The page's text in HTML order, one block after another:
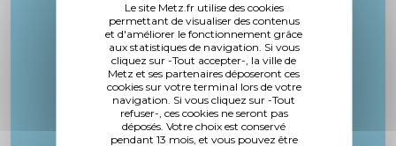
Le site Metz.fr utilise des cookies
permettant de visualiser des contenus
et d'améliorer le fonctionnement grâce
aux statistiques de navigation. Si vous
cliquez sur -Tout accepter-, la ville de
Metz et ses partenaires déposeront ces
cookies sur votre terminal lors de votre
navigation. Si vous cliquez sur -Tout
refuser-, ces cookies ne seront pas
déposés. Votre choix est conservé
pendant 13 mois, et vous pouvez être
Mme. Bori